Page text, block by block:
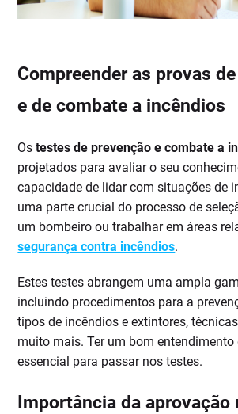
Compreender as provas
e de combate a incêndios
Ostestes de prevenção e combate a
projetados para avaliar o seu
capacidade de lidar com situações de
uma parte crucial do processo de
um bombeiro ou trabalhar em áreas
segurança contra incêndios.
Estes testes abrangem uma ampla
incluindo procedimentos para a
tipos de incêndios e extintores,
muito mais. Ter um bom entendimento
essencial para passar nos testes.
Importância da aprovação